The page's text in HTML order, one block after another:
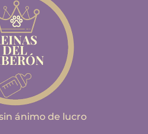
ánimo de lucro